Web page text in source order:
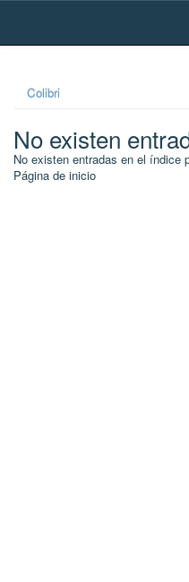
Skip
Colibri
No existen
No existen entradas en el índice
Página de inicio